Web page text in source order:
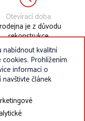
Otevírací doba
je z důvodu
rekonstrukce
dočasně uzavřena.
kvalitní
Prohlížením
informací o
článek